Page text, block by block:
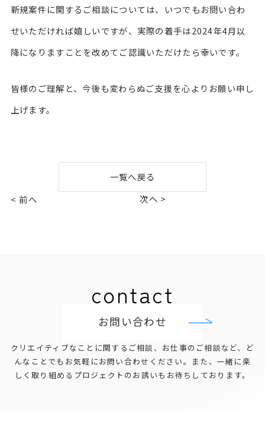
新規案件に関するご相談については、いつでもお問い合わ
せいただければ嬉しいですが、実際の着手は2024年4月以
降になりますことを改めてご認識いただけたら幸いです。
皆様のご理解と、今後も変わらぬご支援を心よりお願い申し
上げます。
< 前へ
一覧へ戻る
次へ >
contact
お問い合わせ
クリエイティブなことに関するご相談、お仕事のご相談など、
ど
んなことでもお気軽にお問い合わせください。
また、一緒に楽
しく取り組めるプロジェクトのお誘いもお待ちしております。